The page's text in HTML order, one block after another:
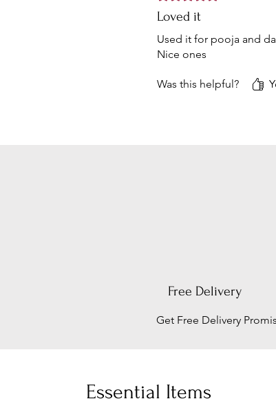
Loved it
Used it for pooja and
Nice ones
Was this helpful?
Free Delivery
Get Free Delivery
Essential Items